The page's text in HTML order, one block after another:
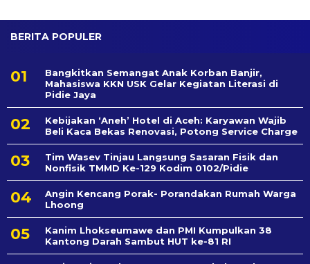
BERITA POPULER
Bangkitkan Semangat Anak Korban Banjir,
Mahasiswa KKN USK Gelar Kegiatan Literasi di
Pidie Jaya
Kebijakan ‘Aneh’ Hotel di Aceh: Karyawan Wajib
Beli Kaca Bekas Renovasi, Potong Service Charge
Tim Wasev Tinjau Langsung Sasaran Fisik dan
Nonfisik TMMD Ke-129 Kodim 0102/Pidie
Angin Kencang Porak- Porandakan Rumah Warga
Lhoong
Kanim Lhokseumawe dan PMI Kumpulkan 38
Kantong Darah Sambut HUT ke-81 RI